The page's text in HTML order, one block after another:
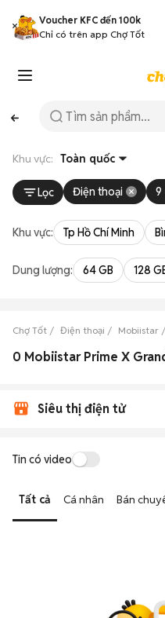
Voucher KFC đến 100k
Chỉ có trên app Chợ Tốt
Khu vực: Toàn quốc
Lọc Điện thoại 9
Khu vực: Tp Hồ Chí Minh
Dung lượng: 64 GB 128
Chợ Tốt Điện thoại Mobiistar
0 Mobiistar Prime X
Siêu thị điện tử
Tin có video
Tất cả Cá nhân Bán